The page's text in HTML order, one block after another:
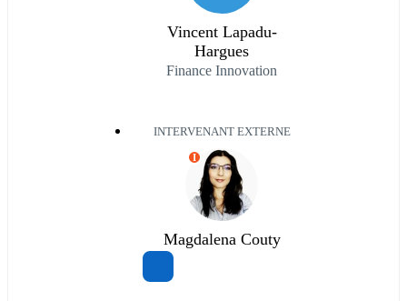
Vincent Lapadu-
Hargues
Finance Innovation
INTERVENANT EXTERNE
I
Magdalena Couty